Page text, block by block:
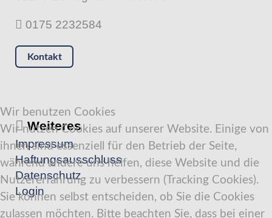
0175 2232584
Kontakt
Weiteres
Impressum
Haftungsausschluss
Datenschutz
Login
Wir benutzen Cookies
Wir nutzen Cookies auf unserer Website. Einige von
ihnen sind essenziell für den Betrieb der Seite,
während andere uns helfen, diese Website und die
Nutzererfahrung zu verbessern (Tracking Cookies).
Sie können selbst entscheiden, ob Sie die Cookies
zulassen möchten. Bitte beachten Sie, dass bei einer